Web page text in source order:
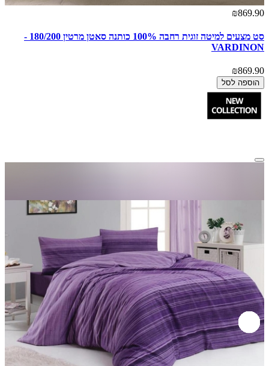
₪869.90
סט מצעים למיטה זוגית רחבה 100% כותנה סאטן מרטין 180/200 -
VARDINON
₪869.90
הוספה לסל